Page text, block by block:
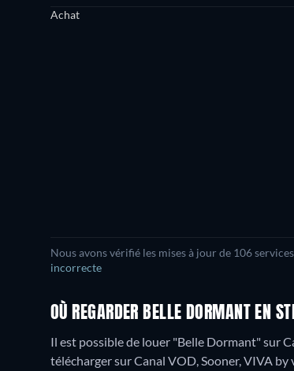
Achat
Nous avons vérifié les mises à jour de 106
incorrecte
OÙ REGARDER BELLE DORMANT EN
Il est possible de louer "Belle Dormant" sur
télécharger sur Canal VOD, Sooner, VIVA